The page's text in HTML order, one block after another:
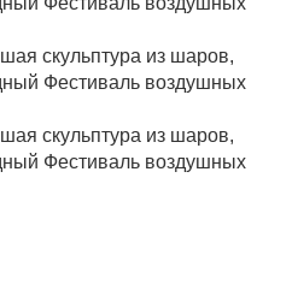
скульптура из шаров,
Фестиваль воздушных
скульптура из шаров,
Фестиваль воздушных